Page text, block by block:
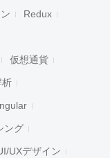
Redux
仮想通貨
析
ング
UXデザイン